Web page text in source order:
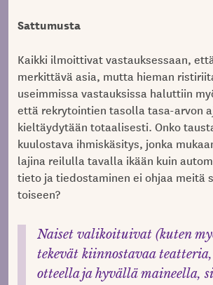
Sattumusta
Kaikki ilmoittivat vastauksessaan,
merkittävä asia, mutta hieman
useimmissa vastauksissa haluttiin
että rekrytointien tasolla tasa-arvon
kieltäydytään totaalisesti. Onko
kuulostava ihmiskäsitys, jonka
lajina reilulla tavalla ikään kuin
tieto ja tiedostaminen ei ohjaa meitä
toiseen?
Naiset valikoituivat (kuten
tekevät kiinnostavaa
otteella ja hyvällä maineella,